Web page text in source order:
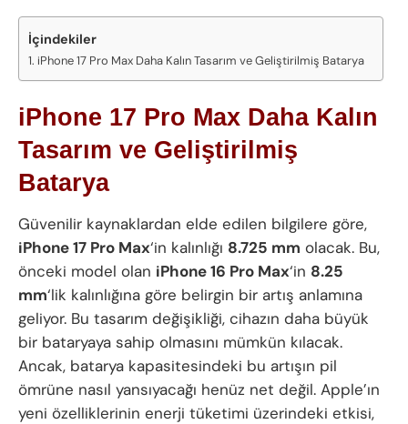
İçindekiler
iPhone 17 Pro Max Daha Kalın Tasarım ve Geliştirilmiş Batarya
iPhone 17 Pro Max Daha Kalın
Tasarım ve Geliştirilmiş
Batarya
Güvenilir kaynaklardan elde edilen bilgilere göre,
iPhone 17 Pro Max‘in kalınlığı 8.725 mm olacak. Bu,
önceki model olan iPhone 16 Pro Max‘in 8.25
mm‘lik kalınlığına göre belirgin bir artış anlamına
geliyor. Bu tasarım değişikliği, cihazın daha büyük
bir bataryaya sahip olmasını mümkün kılacak.
Ancak, batarya kapasitesindeki bu artışın pil
ömrüne nasıl yansıyacağı henüz net değil. Apple’ın
yeni özelliklerinin enerji tüketimi üzerindeki etkisi,